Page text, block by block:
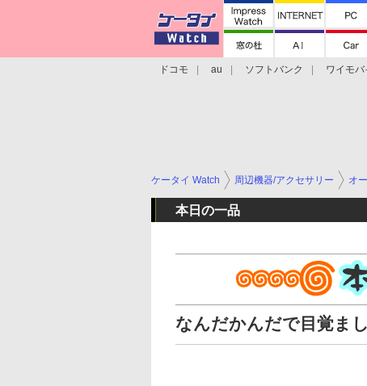
ドコモ au ソフトバンク ワイモバ
ケータイ Watch 周辺機器/アクセサリー オ
本日の一品
なんだかんだで目覚ま